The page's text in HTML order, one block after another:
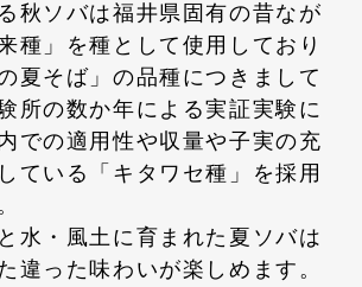
秋ソバは福井県固有の昔なが
種」を種として使用しており
夏そば」の品種につきまして
所の数か年による実証実験に
での適用性や収量や子実の充
ている「キタワセ種」を採用
水・風土に育まれた夏ソバは
違った味わいが楽しめます。